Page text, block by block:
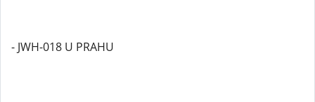
- JWH-018 U PRAHU